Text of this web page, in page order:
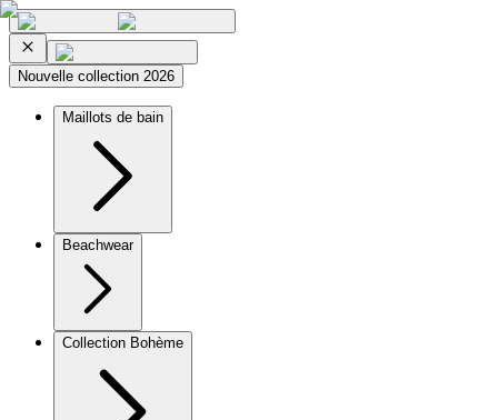
Nouvelle collection 2026
Maillots de bain
Beachwear
Collection Bohème